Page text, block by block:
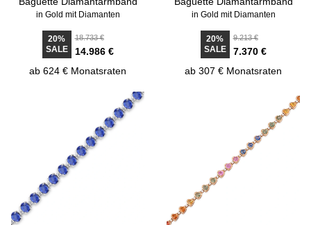
in Gold mit Diamanten
20%
SALE
18.733 €
14.986 €
ab 624 € Monatsraten
in Gold mit Diamanten
20%
SALE
9.213 €
7.370 €
ab 307 € Monatsraten